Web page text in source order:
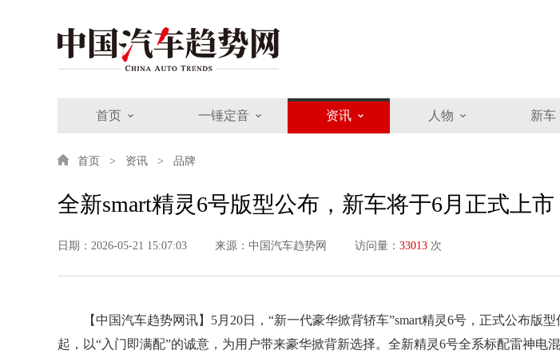
首页 一锤定音 资讯 人物 新车
首页 资讯 品牌
全新smart精灵6号版型公布，新车将于6月正式上市
日期：2026-05-21 15:07:03 来源：中国汽车趋势网 访问量： 33013 次
【中国汽车趋势网讯】5月20日，“新一代豪华掀背轿车”smart精灵6号，正式公布版
起，以“入门即满配”的诚意，为用户带来豪华掀背新选择。全新精灵6号全系标配雷神电